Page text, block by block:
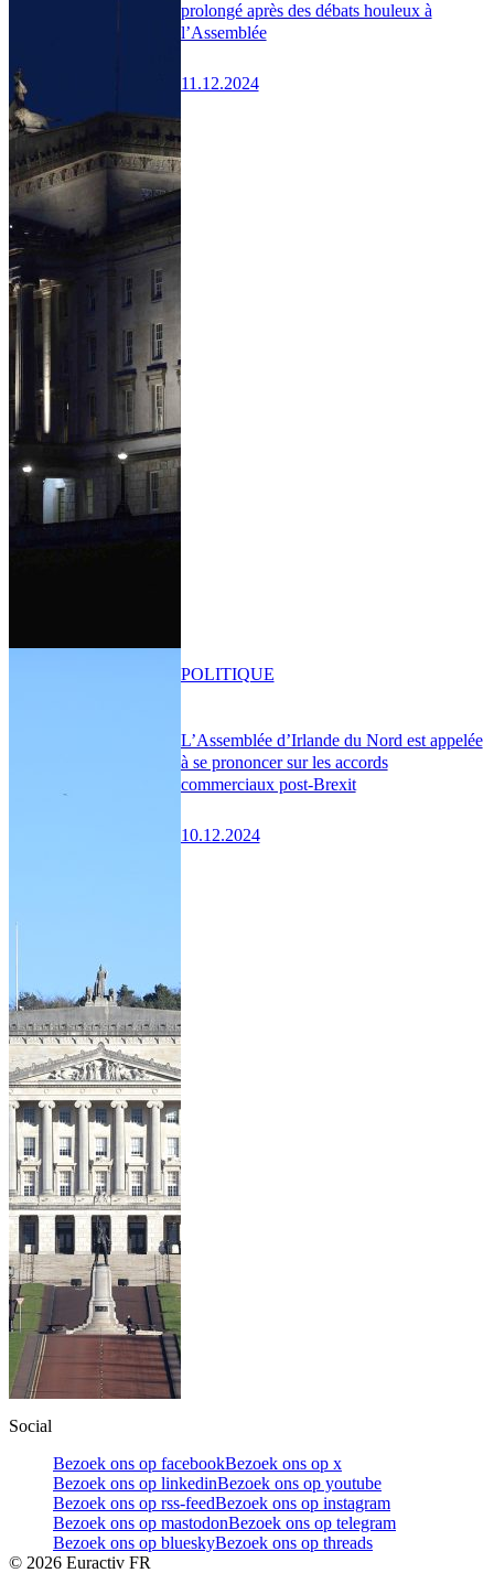
prolongé après des débats houleux à
l’Assemblée
11.12.2024
L’Assemblée d’Irlande du Nord est appelée
à se prononcer sur les accords
commerciaux post-Brexit
10.12.2024
POLITIQUE
Social
Bezoek ons op facebookBezoek ons op x
Bezoek ons op linkedinBezoek ons op youtube
Bezoek ons op rss-feedBezoek ons op instagram
Bezoek ons op mastodonBezoek ons op telegram
Bezoek ons op blueskyBezoek ons op threads
© 2026 Euractiv FR